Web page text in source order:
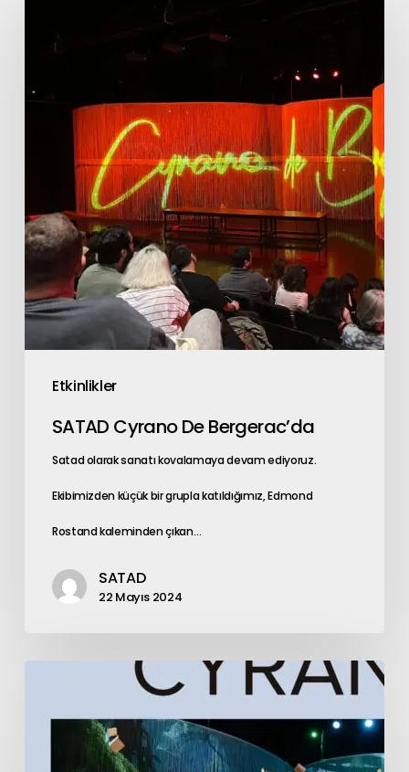
Etkinlikler
SATAD Cyrano De Bergerac’da
Satad olarak sanatı kovalamaya devam ediyoruz.
Ekibimizden küçük bir grupla katıldığımız, Edmond
Rostand kaleminden çıkan…
SATAD
22 Mayıs 2024